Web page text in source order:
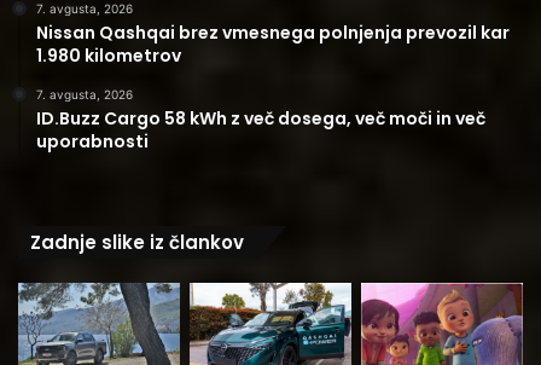
7. avgusta, 2026
Nissan Qashqai brez vmesnega polnjenja prevozil kar
1.980 kilometrov
7. avgusta, 2026
ID.Buzz Cargo 58 kWh z več dosega, več moči in več
uporabnosti
Zadnje slike iz člankov